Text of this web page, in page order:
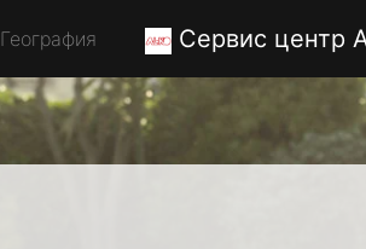
География Сервис центр